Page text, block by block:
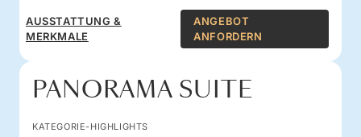
AUSSTATTUNG &
MERKMALE
ANGEBOT
ANFORDERN
PANORAMA SUITE
KATEGORIE-HIGHLIGHTS